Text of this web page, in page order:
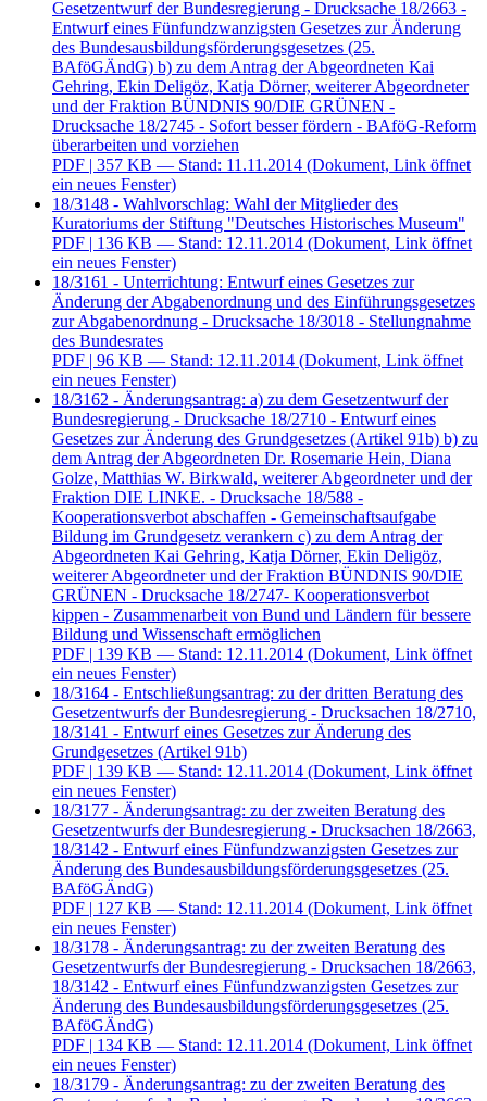
Gesetzentwurf der Bundesregierung - Drucksache 18/2663 -
Entwurf eines Fünfundzwanzigsten Gesetzes zur Änderung
des Bundesausbildungsförderungsgesetzes (25.
BAföGÄndG) b) zu dem Antrag der Abgeordneten Kai
Gehring, Ekin Deligöz, Katja Dörner, weiterer Abgeordneter
und der Fraktion BÜNDNIS 90/DIE GRÜNEN -
Drucksache 18/2745 - Sofort besser fördern - BAföG-Reform
überarbeiten und vorziehen
PDF | 357 KB — Stand: 11.11.2014 (Dokument, Link öffnet
ein neues Fenster)
18/3148 - Wahlvorschlag: Wahl der Mitglieder des
Kuratoriums der Stiftung "Deutsches Historisches Museum"
PDF | 136 KB — Stand: 12.11.2014 (Dokument, Link öffnet
ein neues Fenster)
18/3161 - Unterrichtung: Entwurf eines Gesetzes zur
Änderung der Abgabenordnung und des Einführungsgesetzes
zur Abgabenordnung - Drucksache 18/3018 - Stellungnahme
des Bundesrates
PDF | 96 KB — Stand: 12.11.2014 (Dokument, Link öffnet
ein neues Fenster)
18/3162 - Änderungsantrag: a) zu dem Gesetzentwurf der
Bundesregierung - Drucksache 18/2710 - Entwurf eines
Gesetzes zur Änderung des Grundgesetzes (Artikel 91b) b) zu
dem Antrag der Abgeordneten Dr. Rosemarie Hein, Diana
Golze, Matthias W. Birkwald, weiterer Abgeordneter und der
Fraktion DIE LINKE. - Drucksache 18/588 -
Kooperationsverbot abschaffen - Gemeinschaftsaufgabe
Bildung im Grundgesetz verankern c) zu dem Antrag der
Abgeordneten Kai Gehring, Katja Dörner, Ekin Deligöz,
weiterer Abgeordneter und der Fraktion BÜNDNIS 90/DIE
GRÜNEN - Drucksache 18/2747- Kooperationsverbot
kippen - Zusammenarbeit von Bund und Ländern für bessere
Bildung und Wissenschaft ermöglichen
PDF | 139 KB — Stand: 12.11.2014 (Dokument, Link öffnet
ein neues Fenster)
18/3164 - Entschließungsantrag: zu der dritten Beratung des
Gesetzentwurfs der Bundesregierung - Drucksachen 18/2710,
18/3141 - Entwurf eines Gesetzes zur Änderung des
Grundgesetzes (Artikel 91b)
PDF | 139 KB — Stand: 12.11.2014 (Dokument, Link öffnet
ein neues Fenster)
18/3177 - Änderungsantrag: zu der zweiten Beratung des
Gesetzentwurfs der Bundesregierung - Drucksachen 18/2663,
18/3142 - Entwurf eines Fünfundzwanzigsten Gesetzes zur
Änderung des Bundesausbildungsförderungsgesetzes (25.
BAföGÄndG)
PDF | 127 KB — Stand: 12.11.2014 (Dokument, Link öffnet
ein neues Fenster)
18/3178 - Änderungsantrag: zu der zweiten Beratung des
Gesetzentwurfs der Bundesregierung - Drucksachen 18/2663,
18/3142 - Entwurf eines Fünfundzwanzigsten Gesetzes zur
Änderung des Bundesausbildungsförderungsgesetzes (25.
BAföGÄndG)
PDF | 134 KB — Stand: 12.11.2014 (Dokument, Link öffnet
ein neues Fenster)
18/3179 - Änderungsantrag: zu der zweiten Beratung des